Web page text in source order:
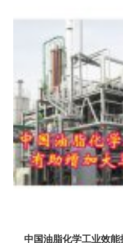
中国油脂化学工业效